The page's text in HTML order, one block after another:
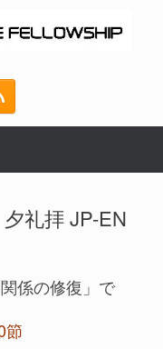
礼拝 JP-EN
係の修復」で
節